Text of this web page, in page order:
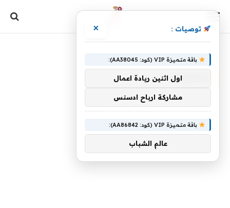
الشفرات
توصيات : ×
باقة متميزة VIP (كود: AA38045):
اول اثنين ريادة اعمال
مشاركة ارباح ادسنس
باقة متميزة VIP (كود: AA86842):
عالم الشباب